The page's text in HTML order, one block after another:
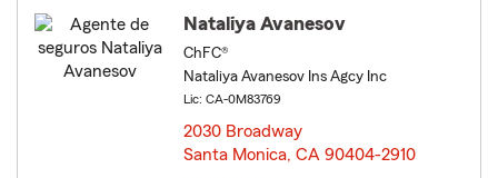
Nataliya Avanesov
ChFC®
Nataliya Avanesov Ins Agcy Inc
Lic: CA-0M83769
2030 Broadway
Santa Monica, CA 90404-2910